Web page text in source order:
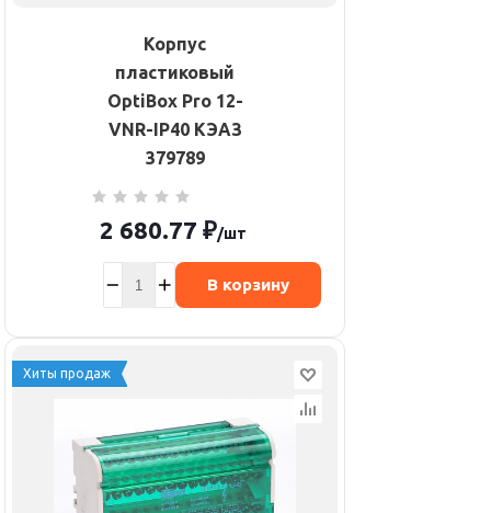
Корпус
пластиковый
OptiBox Pro 12-
VNR-IP40 КЭАЗ
379789
2 680.77 ₽/шт
В корзину
Хиты продаж